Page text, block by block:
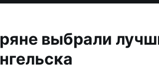
выбрали